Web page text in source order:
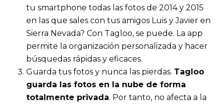
tu smartphone todas las fotos de 2014 y 2015
en las que sales con tus amigos Luis y Javier en
Sierra Nevada? Con Tagloo, se puede. La app
permite la organización personalizada y hacer
búsquedas rápidas y eficaces.
Guarda tus fotos y nunca las pierdas. Tagloo
guarda las fotos en la nube de forma
totalmente privada. Por tanto, no afecta a la